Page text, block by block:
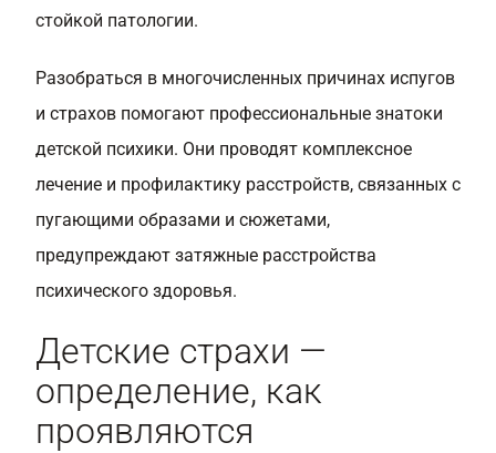
стойкой патологии.
Разобраться в многочисленных причинах испугов
и страхов помогают профессиональные знатоки
детской психики. Они проводят комплексное
лечение и профилактику расстройств, связанных с
пугающими образами и сюжетами,
предупреждают затяжные расстройства
психического здоровья.
Детские страхи —
определение, как
проявляются